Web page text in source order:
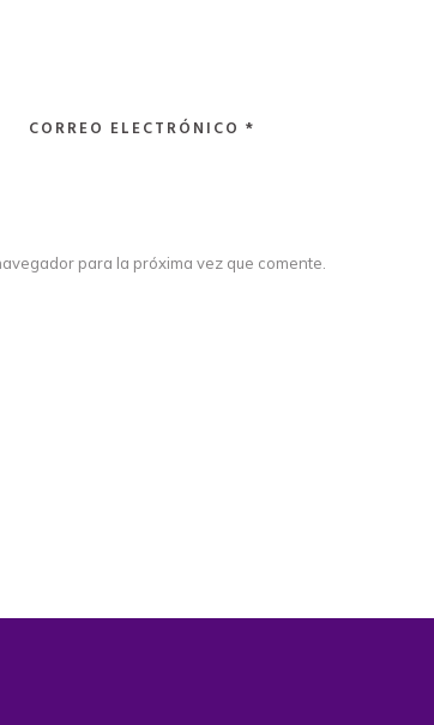
CORREO ELECTRÓNICO*
para la próxima vez que comente.